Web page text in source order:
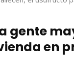
gente
en